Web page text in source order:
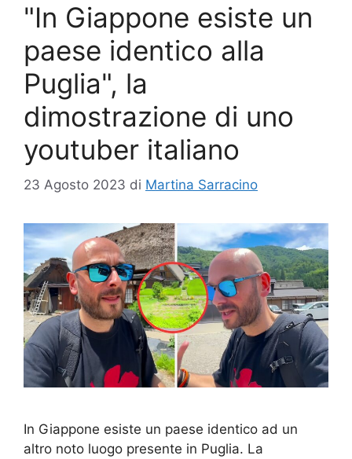
"In Giappone esiste un
paese identico alla
Puglia", la
dimostrazione di uno
youtuber italiano
23 Agosto 2023 di Martina Sarracino
In Giappone esiste un paese identico ad un
altro noto luogo presente in Puglia. La